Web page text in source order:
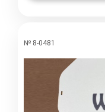
№ 8-0481